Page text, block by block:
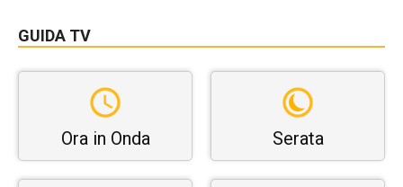
GUIDA TV
Ora in Onda Serata